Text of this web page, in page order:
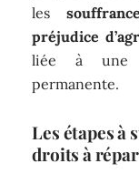
les
préjudice
liée à une
permanente.
Les étapes à
droits à